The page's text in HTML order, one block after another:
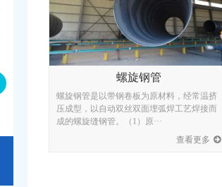
螺旋钢管
螺旋钢管是以带钢卷板为原材料，经常温挤
压成型，以自动双丝双面埋弧焊工艺焊接而
成的螺旋缝钢管。（1）原···
查看更多